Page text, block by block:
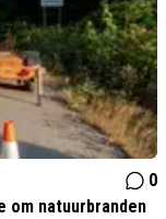
0
om natuurbranden